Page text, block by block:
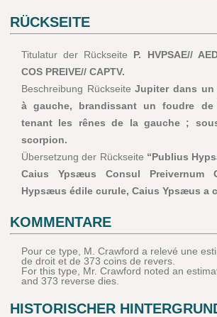
RÜCKSEITE
Titulatur der Rückseite P. HVPSAE//
COS PREIVE// CAPTV.
Beschreibung RückseiteJupiter dans un
à gauche, brandissant un foudre
tenant les rênes de la gauche ;
scorpion.
Übersetzung der Rückseite “Publius
Caius Ypsæus Consul Preivernum
Hypsæus édile curule, Caius Ypsæus a
KOMMENTARE
Pour ce type, M. Crawford a relevé une
de droit et de 373 coins de revers.
For this type, Mr. Crawford noted an
and 373 reverse dies.
HISTORISCHER